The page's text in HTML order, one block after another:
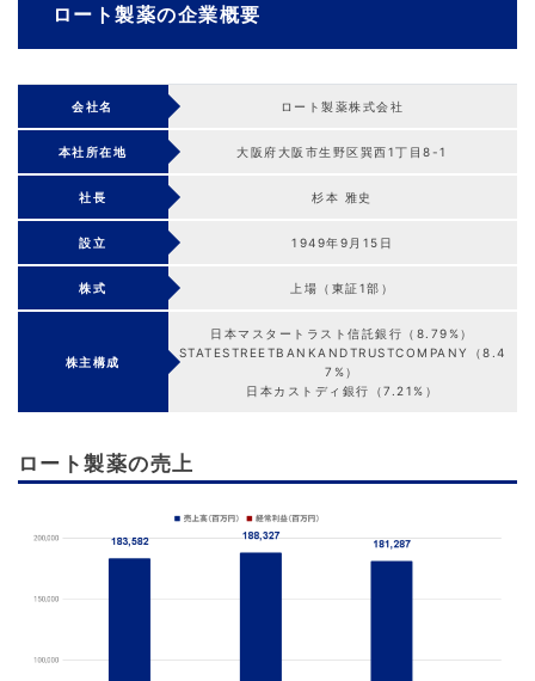
ロート製薬の企業概要
会社名 ロート製薬株式会社
本社所在地 大阪府大阪市生野区巽西1丁目8-1
社長 杉本 雅史
設立 1949年9月15日
株式 上場（東証1部）
株主構成
日本マスタートラスト信託銀行（8.79%）
STATESTREETBANKANDTRUSTCOMPANY（8.4
7%）
日本カストディ銀行（7.21%）
ロート製薬の売上